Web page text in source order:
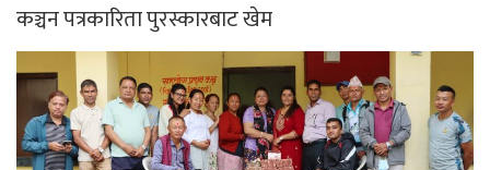
कञ्चन पत्रकारिता पुरस्कारबाट खेम